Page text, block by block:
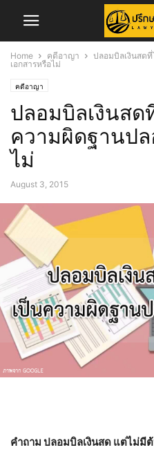
Home คดีอาญา
ปลอมบิลเงินสด
เอกสารหรือไม่
คดีอาญา
ปลอมบิลเงินสด
ความผิดฐานปล
ไม่
August 3, 2015
คำถาม ปลอมบิลเงินสด แต่ไม่มี